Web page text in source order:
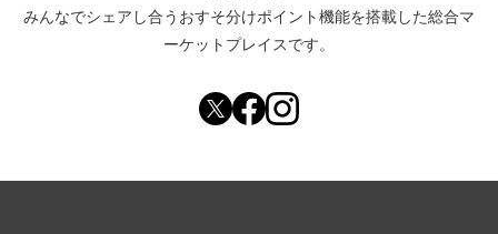
みんなでシェアし合う おすそ分けポイント機能を搭載した総合マ
ーケットプレイスです。